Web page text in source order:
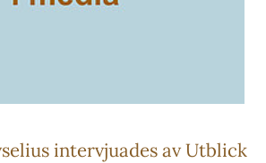
intervjuades av Utblick